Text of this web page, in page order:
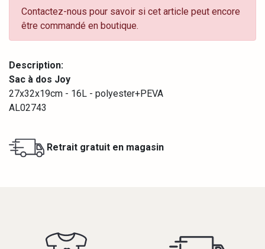
Contactez-nous pour savoir si cet article peut encore
être commandé en boutique.
Description:
Sac à dos Joy
27x32x19cm - 16L - polyester+PEVA
AL02743
Retrait gratuit en magasin